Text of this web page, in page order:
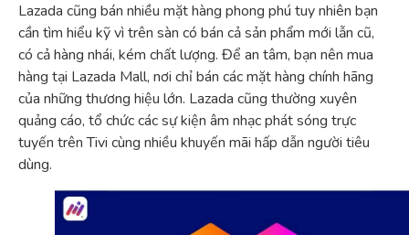
Lazada cũng bán nhiều mặt hàng phong phú tuy nhiên bạn
cần tìm hiểu kỹ vì trên sàn có bán cả sản phẩm mới lẫn cũ,
có cả hàng nhái, kém chất lượng. Để an tâm, bạn nên mua
hàng tại Lazada Mall, nơi chỉ bán các mặt hàng chính hãng
của những thương hiệu lớn. Lazada cũng thường xuyên
quảng cáo, tổ chức các sự kiện âm nhạc phát sóng trực
tuyến trên Tivi cùng nhiều khuyến mãi hấp dẫn người tiêu
dùng.